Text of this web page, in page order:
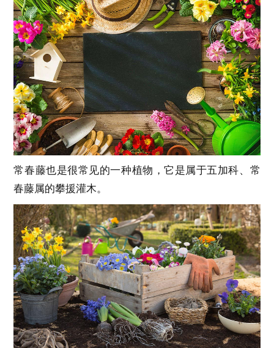
常春藤也是很常见的一种植物，它是属于五加科、常
春藤属的攀援灌木。